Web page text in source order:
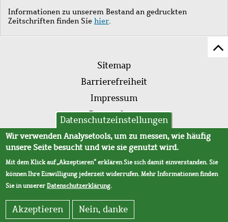
Informationen zu unserem Bestand an gedruckten
Zeitschriften finden Sie hier.
Fußleistenmenü
Sitemap
Barrierefreiheit
Impressum
Datenschutz
AVB
Datenschutzeinstellungen
Wir verwenden Analysetools, um zu messen, wie häufig
unsere Seite besucht und wie sie genutzt wird.
Mit dem Klick auf „Akzeptieren“ erklären Sie sich damit einverstanden. Sie
können Ihre Einwilligung jederzeit widerrufen. Mehr Informationen finden
Sie in unsererDatenschutzerklärung.
Akzeptieren Nein, danke